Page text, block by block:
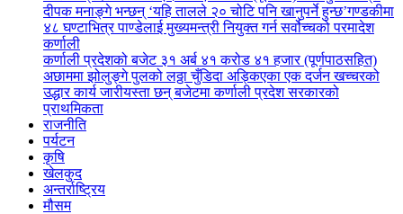
दीपक मनाङ्गे भन्छन् ‘यहि तालले २० चोटि पनि खानुपर्ने हुन्छ’गण्डकीमा
४८ घण्टाभित्र पाण्डेलाई मुख्यमन्त्री नियुक्त गर्न सर्वोच्चको परमादेश
कर्णाली
कर्णाली प्रदेशको बजेट ३१ अर्ब ४१ करोड ४१ हजार (पूर्णपाठसहित)
अछाममा झोलुङ्गे पुलको लठ्ठा चुँडिदा अड्किएका एक दर्जन खच्चरको
उद्धार कार्य जारीयस्ता छन् बजेटमा कर्णाली प्रदेश सरकारको
प्राथमिकता
राजनीति
पर्यटन
कृषि
खेलकुद
अन्तर्राष्ट्रिय
मौसम